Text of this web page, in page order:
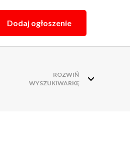
Dodaj ogłoszenie
ROZWIŃ
WYSZUKIWARKĘ